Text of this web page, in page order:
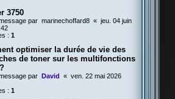
3750
par marinechoffard8 « jeu. 04 juin
: 1
optimiser la durée de vie des
de toner sur les multifonctions
par David « ven. 22 mai 2026
: 1